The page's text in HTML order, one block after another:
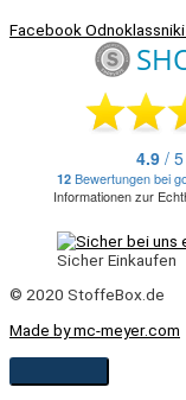
FacebookOdnoklassniki
Sicher Einkaufen
© 2020 StoffeBox.de
Made by mc-meyer.com